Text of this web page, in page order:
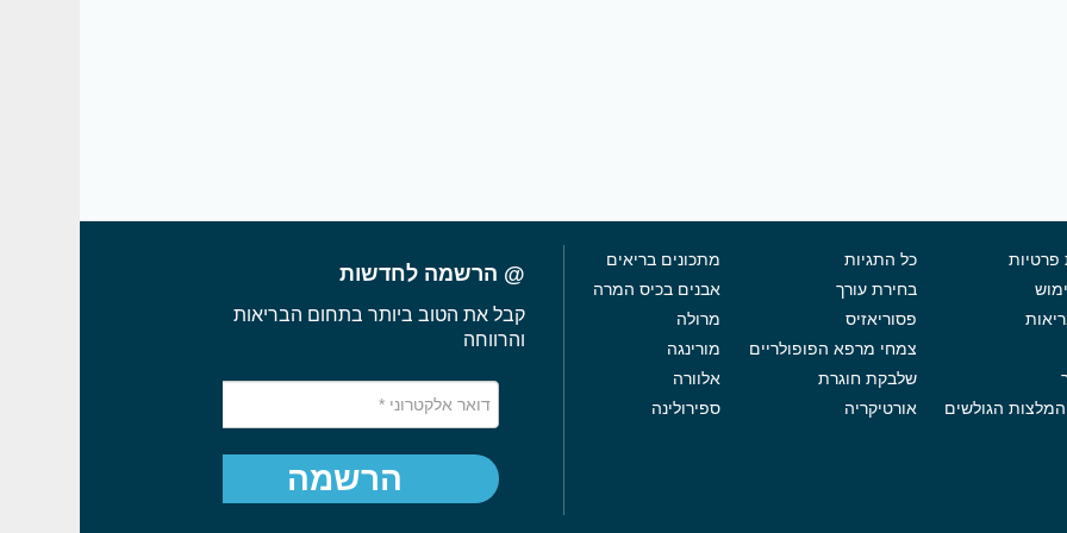
פרטיות
הגולשים
כל התגיות
בחירת עורך
פסוריאזיס
צמחי מרפא הפופולריים
שלבקת חוגרת
אורטיקריה
מתכונים בריאים
אבנים בכיס המרה
מרולה
מורינגה
אלוורה
ספירולינה
@ הרשמה לחדשות
קבל את הטוב ביותר בתחום הבריאות
והרווחה
הרשמה